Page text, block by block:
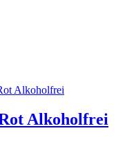
Alkoholfrei